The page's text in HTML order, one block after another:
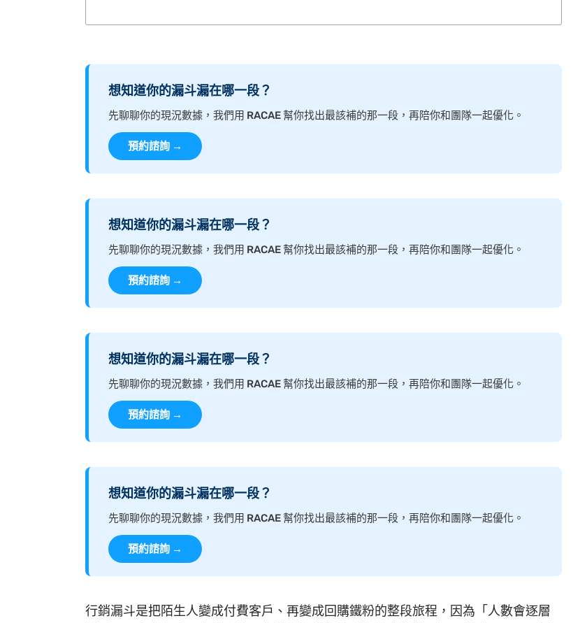
想知道你的漏斗漏在哪一段？
先聊聊你的現況數據，我們用 RACAE 幫你找出最該補的那一段，再陪你和團隊一起優化。
預約諮詢 →
想知道你的漏斗漏在哪一段？
先聊聊你的現況數據，我們用 RACAE 幫你找出最該補的那一段，再陪你和團隊一起優化。
預約諮詢 →
想知道你的漏斗漏在哪一段？
先聊聊你的現況數據，我們用 RACAE 幫你找出最該補的那一段，再陪你和團隊一起優化。
預約諮詢 →
想知道你的漏斗漏在哪一段？
先聊聊你的現況數據，我們用 RACAE 幫你找出最該補的那一段，再陪你和團隊一起優化。
預約諮詢 →
行銷漏斗是把陌生人變成付費客戶、再變成回購鐵粉的整段旅程，因為「人數會逐層